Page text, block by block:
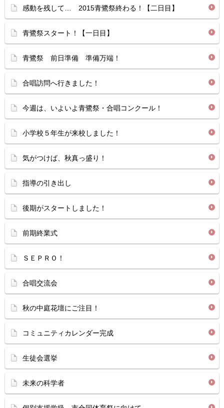
感動を残して… 2015青鷺祭終わる！【二日目】
青鷺祭スタート！【一日目】
青鷺祭 前日準備 準備万端！
合唱訪問へ行きました！
今週は、いよいよ青鷺祭・合唱コンクール！
小学校５年生が来校しました！
気がつけば、秋真っ盛り！
指導の引き出し
後期がスタートしました！
前期終業式
ＳＥＰＲＯ！
合唱交流会
秋の中庭花壇にご注目！
コミュニティカレンダー完成
生徒会選挙
未来の科学者